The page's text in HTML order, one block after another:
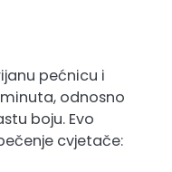
pećnicu i
odnosno
boju. Evo
cvjetače: